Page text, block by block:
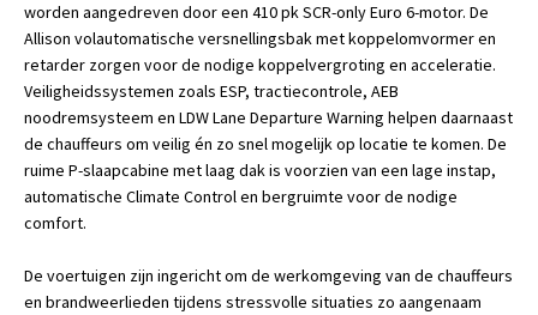
worden aangedreven door een 410 pk SCR-only Euro 6-motor. De
Allison volautomatische versnellingsbak met koppelomvormer en
retarder zorgen voor de nodige koppelvergroting en acceleratie.
Veiligheidssystemen zoals ESP, tractiecontrole, AEB
noodremsysteem en LDW Lane Departure Warning helpen daarnaast
de chauffeurs om veilig én zo snel mogelijk op locatie te komen. De
ruime P-slaapcabine met laag dak is voorzien van een lage instap,
automatische Climate Control en bergruimte voor de nodige
comfort.
De voertuigen zijn ingericht om de werkomgeving van de chauffeurs
en brandweerlieden tijdens stressvolle situaties zo aangenaam